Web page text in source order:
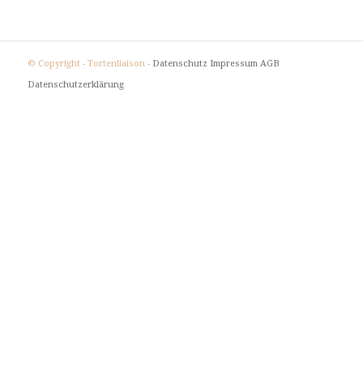
© Copyright - Tortenliaison - Datenschutz Impressum AGB
Datenschutzerklärung